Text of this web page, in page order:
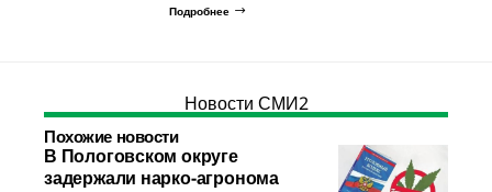
Подробнее
Новости СМИ2
Похожие новости
В Пологовском округе
задержали нарко-агронома